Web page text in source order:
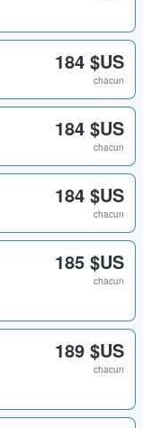
184 $US
chacun
184 $US
chacun
184 $US
chacun
185 $US
chacun
189 $US
chacun